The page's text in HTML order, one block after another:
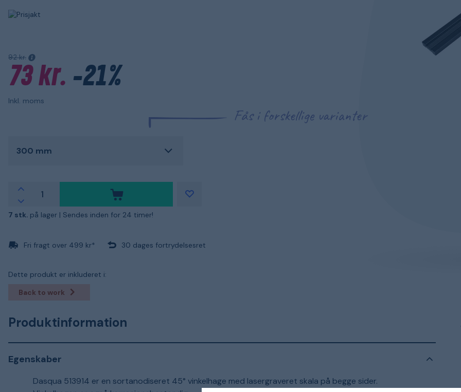
92 kr.
73 kr. -21%
Inkl. moms
Fås i forskellige varianter
300 mm
7 stk. på lager | Sendes inden for 24 timer!
Fri fragt over 499 kr* 30 dages fortrydelsesret
Dette produkt er inkluderet i:
Back to work
Produktinformation
Egenskaber
Dasqua 513914 er en sortanodiseret 45° vinkelhage med lasergraveret skala på begge sider.